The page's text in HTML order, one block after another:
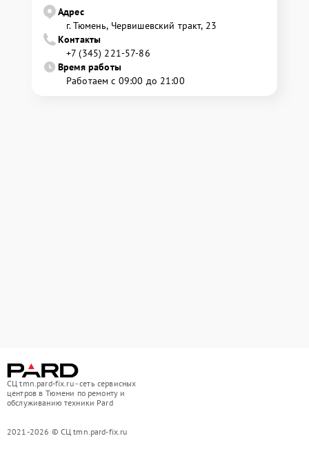
Адрес
г. Тюмень, ​Червишевский тракт, 23
Контакты
+7 (345) 221-57-86
Время работы
Работаем с 09:00 до 21:00
СЦ tmn.pard-fix.ru - сеть сервисных
центров в Тюмени по ремонту и
обслуживанию техники Pard
2021-2026 © СЦ tmn.pard-fix.ru